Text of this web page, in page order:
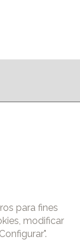
Todos los
total o parcial
para fines
modificar